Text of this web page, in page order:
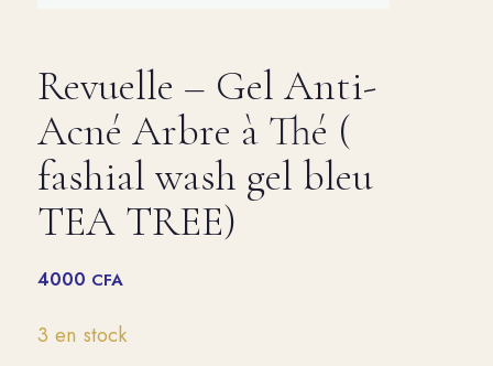
Revuelle – Gel Anti-
Acné Arbre à Thé (
fashial wash gel bleu
TEA TREE)
4000 CFA
3 en stock